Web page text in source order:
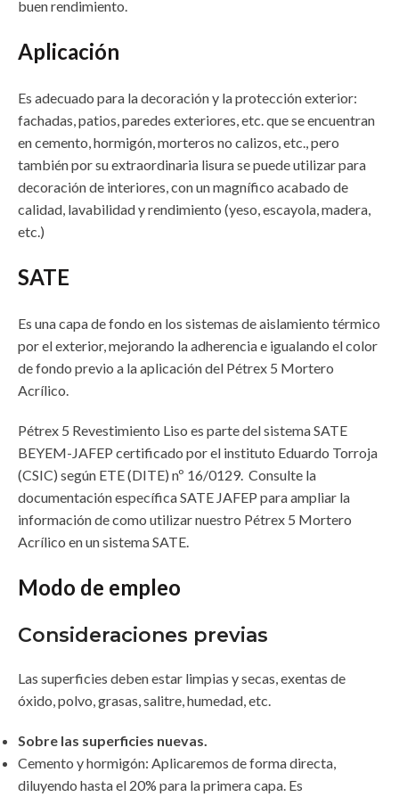
buen rendimiento.
Aplicación
Es adecuado para la decoración y la protección exterior:
fachadas, patios, paredes exteriores, etc. que se encuentran
en cemento, hormigón, morteros no calizos, etc., pero
también por su extraordinaria lisura se puede utilizar para
decoración de interiores, con un magnífico acabado de
calidad, lavabilidad y rendimiento (yeso, escayola, madera,
etc.)
SATE
Es una capa de fondo en los sistemas de aislamiento térmico
por el exterior, mejorando la adherencia e igualando el color
de fondo previo a la aplicación del Pétrex 5 Mortero
Acrílico.
Pétrex 5 Revestimiento Liso es parte del sistema SATE
BEYEM-JAFEP certificado por el instituto Eduardo Torroja
(CSIC) según ETE (DITE) nº 16/0129. Consulte la
documentación específica SATE JAFEP para ampliar la
información de como utilizar nuestro Pétrex 5 Mortero
Acrílico en un sistema SATE.
Modo de empleo
Consideraciones previas
Las superficies deben estar limpias y secas, exentas de
óxido, polvo, grasas, salitre, humedad, etc.
Sobre las superficies nuevas.
Cemento y hormigón: Aplicaremos de forma directa,
diluyendo hasta el 20% para la primera capa. Es